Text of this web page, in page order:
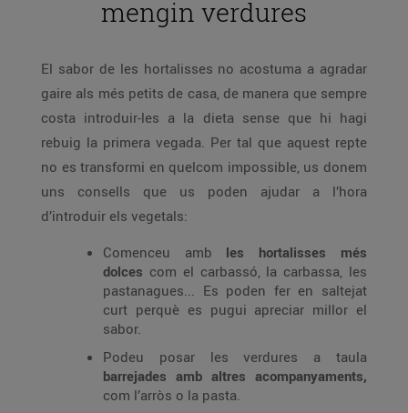
mengin verdures
El sabor de les hortalisses no acostuma a agradar
gaire als més petits de casa, de manera que sempre
costa introduir-les a la dieta sense que hi hagi
rebuig la primera vegada. Per tal que aquest repte
no es transformi en quelcom impossible, us donem
uns consells que us poden ajudar a l’hora
d’introduir els vegetals:
Comenceu amb les hortalisses més
dolces com el carbassó, la carbassa, les
pastanagues... Es poden fer en saltejat
curt perquè es pugui apreciar millor el
sabor.
Podeu posar les verdures a taula
barrejades amb altres acompanyaments,
com l’arròs o la pasta.